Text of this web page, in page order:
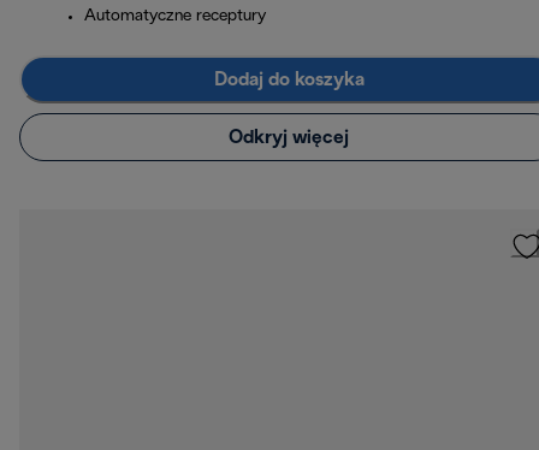
Automatyczne receptury
Dodaj do koszyka
Odkryj więcej